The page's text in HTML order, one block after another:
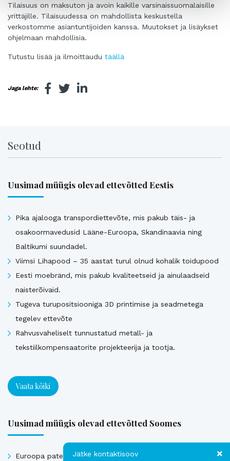
Tilaisuus on maksuton ja avoin kaikille varsinaissuomalaisille
yrittäjille. Tilaisuudessa on mahdollista keskustella
verkostomme asiantuntijoiden kanssa. Muutokset ja lisäykset
ohjelmaan mahdollisia.
Tutustu lisää ja ilmoittaudu täällä
Jaga lehte:
Seotud
Uusimad müügis olevad ettevõtted Eestis
Pika ajalooga transpordiettevõte, mis pakub täis- ja
osakoormavedusid Lääne-Euroopa, Skandinaavia ning
Baltikumi suundadel.
Viimsi Lihapood – 35 aastat turul olnud kohalik toidupood
Eesti moebränd, mis pakub kvaliteetseid ja ainulaadseid
naisterõivaid.
Tugeva turupositsiooniga 3D printimise ja seadmetega
tegelev ettevõte
Rahvusvaheliselt tunnustatud metall- ja
tekstiilkompensaatorite projekteerija ja tootja.
Vaata kõiki
Uusimad müügis olevad ettevõtted Soomes
Euroopa patendiga kaitstud uuenduslik ja suure
Jätke kontaktisoov